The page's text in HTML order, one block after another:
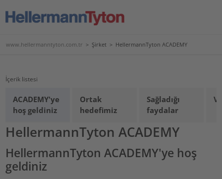
www.hellermanntyton.com.tr > Şirket > HellermannTyton ACADEMY
İçerik listesi
ACADEMY'ye
hoş geldiniz
Ortak
hedefimiz
Sağladığı
faydalar
HellermannTyton ACADEMY
HellermannTyton ACADEMY'ye hoş
geldiniz